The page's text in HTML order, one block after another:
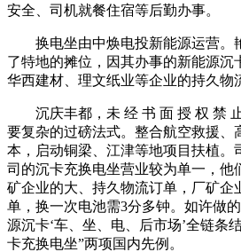
安全、司机就餐住宿等后勤办事。
换电坐由中焕电投新能源运营。
了特地的摊位，因其办事的新能源沉
华西建材、理文纸业等企业的持久物
沉庆丰都，未 经 书 面 授 权 禁
要复杂的过磅法式。整合航空救援、
本，启动铜梁、江津等地项目扶植。
司的沉卡充换电坐营业较为单一，他
矿企业的大、持久物流订单，厂矿企
单，换一次电池需3分多钟。如许做
源沉卡‘车、坐、电、后市场’全链条
卡充换电坐”两项国内先例。